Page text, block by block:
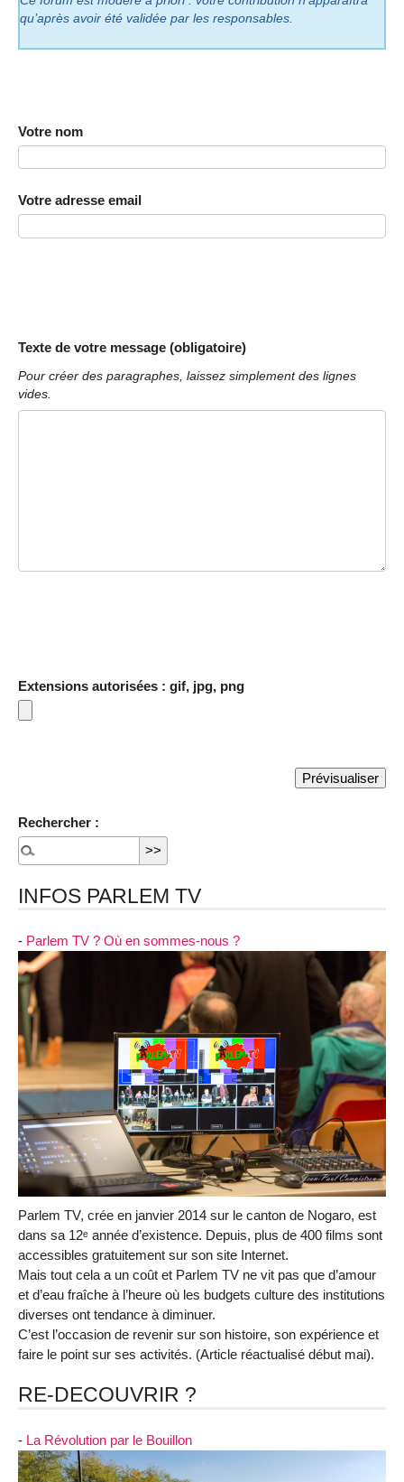
qu’après avoir été validée par les responsables.
Votre nom
Votre adresse email
Texte de votre message (obligatoire)
Pour créer des paragraphes, laissez simplement des lignes
vides.
Extensions autorisées : gif, jpg, png
Rechercher :
INFOS PARLEM TV
- Parlem TV ? Où en sommes-nous ?
Parlem TV, crée en janvier 2014 sur le canton de Nogaro, est
dans sa 12ᵉ année d’existence. Depuis, plus de 400 films sont
accessibles gratuitement sur son site Internet.
Mais tout cela a un coût et Parlem TV ne vit pas que d’amour
et d’eau fraîche à l’heure où les budgets culture des institutions
diverses ont tendance à diminuer.
C’est l’occasion de revenir sur son histoire, son expérience et
faire le point sur ses activités. (Article réactualisé début mai).
RE-DECOUVRIR ?
- La Révolution par le Bouillon